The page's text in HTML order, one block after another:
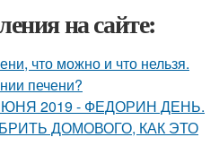
на сайте:
что можно и что нельзя.
печени?
2019 - ФЕДОРИН ДЕНЬ.
ДОМОВОГО, КАК ЭТО